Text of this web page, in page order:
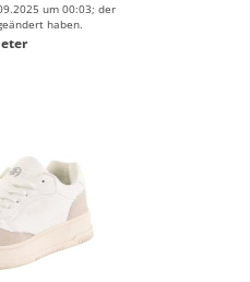
um 00:03; der
haben.